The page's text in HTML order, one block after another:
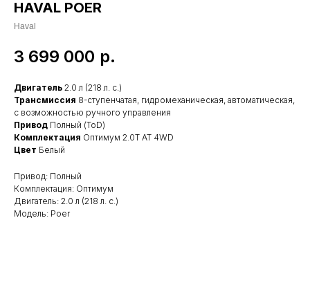
HAVAL POER
Haval
3 699 000 р.
Двигатель 2.0 л (218 л. с.)
Трансмиссия 8-ступенчатая, гидромеханическая, автоматическая,
с возможностью ручного управления
Привод Полный (ToD)
Комплектация Оптимум 2.0T AT 4WD
Цвет Белый
Привод: Полный
Комплектация: Оптимум
Двигатель: 2.0 л (218 л. с.)
Модель: Poer